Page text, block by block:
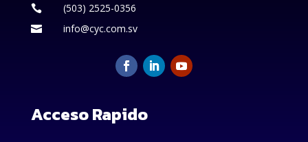
 (503) 2525-0356
 info@cyc.com.sv
Acceso Rapido